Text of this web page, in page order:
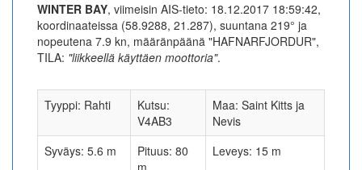
WINTER BAY, viimeisin AIS-tieto: 18.12.2017 18:59:42,
koordinaateissa (58.9288, 21.287), suuntana 219° ja
nopeutena 7.9 kn, määränpäänä "HAFNARFJORDUR",
TILA: "liikkeellä käyttäen moottoria".
Tyyppi: Rahti
Kutsu:
V4AB3
Maa: Saint Kitts ja
Nevis
Syväys: 5.6 m
Pituus: 80
m
Leveys: 15 m